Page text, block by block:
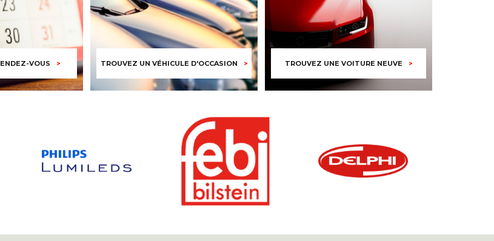
VOUS TROUVEZ UN VÉHICULE D'OCCASION TROUVEZ UNE VOITURE NEUVE